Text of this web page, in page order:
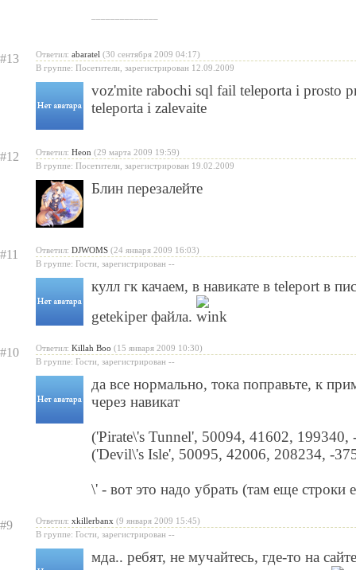
#13 Ответил: abaratel (30 сентября 2009 04:17)
В группе: Посетители, зарегистрирован 12.09.2009
voz'mite rabochi sql fail teleporta i prosto
teleporta i zalevaite
#12 Ответил: Heon (29 марта 2009 19:59)
В группе: Посетители, зарегистрирован 19.02.2009
Блин перезалейте
#11 Ответил: DJWOMS (24 января 2009 16:03)
В группе: Гости, зарегистрирован --
кулл гк качаем, в навикате в teleport в
getekiper файла.
#10 Ответил: Killah Boo (15 января 2009 10:30)
В группе: Гости, зарегистрирован --
да все нормально, тока поправьте, к
через навикат
('Pirate\'s Tunnel', 50094, 41602,
('Devil\'s Isle', 50095, 42006, 208234, -
\' - вот это надо убрать (там еще строки
#9 Ответил: xkillerbanx (9 января 2009 15:45)
В группе: Гости, зарегистрирован --
мда.. ребят, не мучайтесь, где-то на